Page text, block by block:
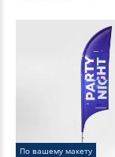
По вашему макету